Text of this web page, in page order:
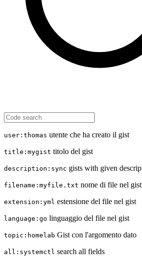
user:thomas utente che ha creato il gist
title:mygist titolo del gist
description:sync gists with given
filename:myfile.txt nome di file nel gist
extension:yml estensione del file nel gist
language:go linguaggio del file nel gist
topic:homelab Gist con l'argomento dato
all:systemctl search all fields